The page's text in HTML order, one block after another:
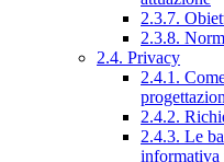
2.3.7.
2.3.8.
2.4. Privacy
2.4.1.
2.4.2.
2.4.3. Le